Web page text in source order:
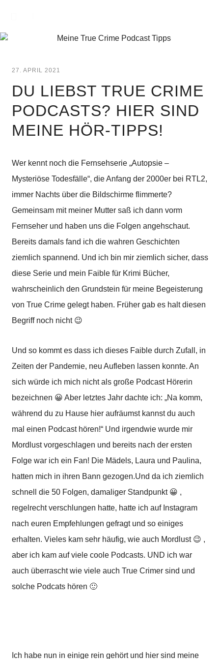
27. APRIL 2021
DU LIEBST TRUE CRIME
PODCASTS? HIER SIND
MEINE HÖR-TIPPS!
Wer kennt noch die Fernsehserie „Autopsie –
Mysteriöse Todesfälle“, die Anfang der 2000er bei RTL2,
immer Nachts über die Bildschirme flimmerte?
Gemeinsam mit meiner Mutter saß ich dann vorm
Fernseher und haben uns die Folgen angehschaut.
Bereits damals fand ich die wahren Geschichten
ziemlich spannend. Und ich bin mir ziemlich sicher, dass
diese Serie und mein Faible für Krimi Bücher,
wahrscheinlich den Grundstein für meine Begeisterung
von True Crime gelegt haben. Früher gab es halt diesen
Begriff noch nicht 😉
Und so kommt es dass ich dieses Faible durch Zufall, in
Zeiten der Pandemie, neu Aufleben lassen konnte. An
sich würde ich mich nicht als große Podcast Hörerin
bezeichnen 😀 Aber letztes Jahr dachte ich: „Na komm,
während du zu Hause hier aufräumst kannst du auch
mal einen Podcast hören!“ Und irgendwie wurde mir
Mordlust vorgeschlagen und bereits nach der ersten
Folge war ich ein Fan! Die Mädels, Laura und Paulina,
hatten mich in ihren Bann gezogen.Und da ich ziemlich
schnell die 50 Folgen, damaliger Standpunkt 😀 ,
regelrecht verschlungen hatte, hatte ich auf Instagram
nach euren Empfehlungen gefragt und so einiges
erhalten. Vieles kam sehr häufig, wie auch Mordlust 😉 ,
aber ich kam auf viele coole Podcasts. UND ich war
auch überrascht wie viele auch True Crimer sind und
solche Podcats hören 🙂
Ich habe nun in einige rein gehört und hier sind meine